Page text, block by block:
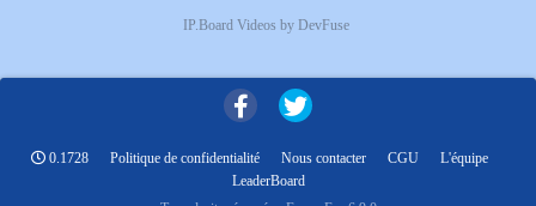
IP.Board Videos by DevFuse
0.1728 Politique de confidentialité Nous contacter CGU
L'équipe
LeaderBoard